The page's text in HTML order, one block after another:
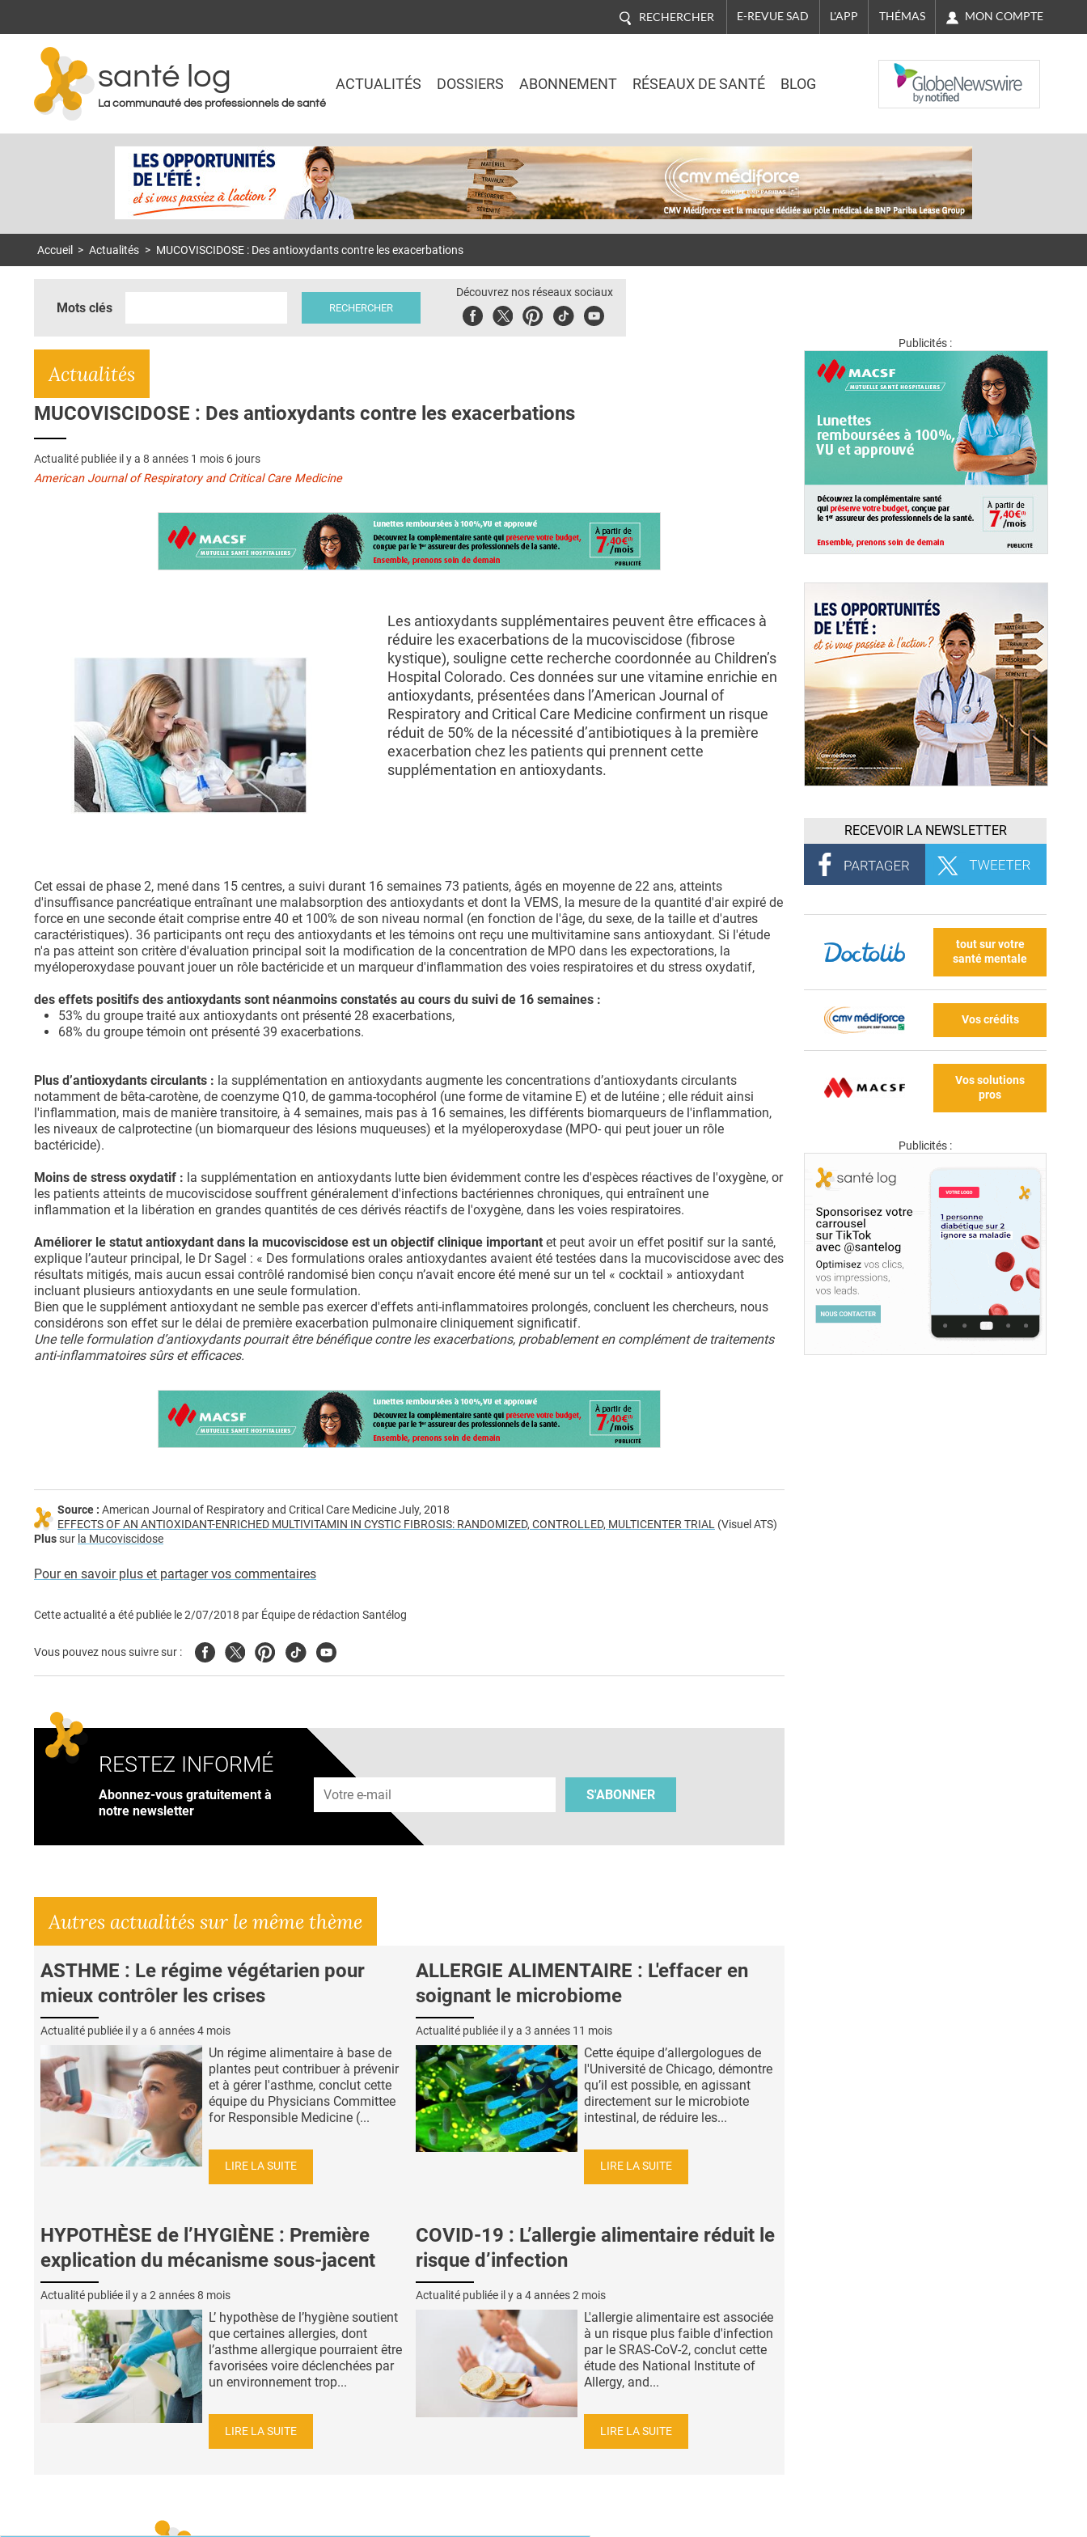
RECHERCHER E-REVUE SAD L'APP THÉMAS MON COMPTE
santé log
La communauté des professionnels de santé
ACTUALITÉS DOSSIERS ABONNEMENT RÉSEAUX DE SANTÉ BLOG
NASDAQ
Accueil > Actualités > MUCOVISCIDOSE : Des antioxydants contre les exacerbations
Mots clés
Découvrez nos réseaux sociaux
FacebookTwitterPinterest
TiktokYoubute
Actualités
MUCOVISCIDOSE : Des antioxydants contre les exacerbations
Actualité publiée il y a 8 années 1 mois 6 jours
American Journal of Respiratory and Critical Care Medicine
Les antioxydants supplémentaires peuvent être efficaces à
réduire les exacerbations de la mucoviscidose (fibrose
kystique), souligne cette recherche coordonnée au Children’s
Hospital Colorado. Ces données sur une vitamine enrichie en
antioxydants, présentées dans l’American Journal of
Respiratory and Critical Care Medicine confirment un risque
réduit de 50% de la nécessité d’antibiotiques à la première
exacerbation chez les patients qui prennent cette
supplémentation en antioxydants.
Cet essai de phase 2, mené dans 15 centres, a suivi durant 16 semaines 73 patients, âgés en moyenne de 22 ans, atteints
d'insuffisance pancréatique entraînant une malabsorption des antioxydants et dont la VEMS, la mesure de la quantité d'air expiré de
force en une seconde était comprise entre 40 et 100% de son niveau normal (en fonction de l'âge, du sexe, de la taille et d'autres
caractéristiques). 36 participants ont reçu des antioxydants et les témoins ont reçu une multivitamine sans antioxydant. Si l'étude
n'a pas atteint son critère d'évaluation principal soit la modification de la concentration de MPO dans les expectorations, la
myéloperoxydase pouvant jouer un rôle bactéricide et un marqueur d'inflammation des voies respiratoires et du stress oxydatif,
des effets positifs des antioxydants sont néanmoins constatés au cours du suivi de 16 semaines :
53% du groupe traité aux antioxydants ont présenté 28 exacerbations,
68% du groupe témoin ont présenté 39 exacerbations.
Plus d’antioxydants circulants : la supplémentation en antioxydants augmente les concentrations d’antioxydants circulants
notamment de bêta-carotène, de coenzyme Q10, de gamma-tocophérol (une forme de vitamine E) et de lutéine ; elle réduit ainsi
l'inflammation, mais de manière transitoire, à 4 semaines, mais pas à 16 semaines, les différents biomarqueurs de l'inflammation,
les niveaux de calprotectine (un biomarqueur des lésions muqueuses) et la myéloperoxydase (MPO- qui peut jouer un rôle
bactéricide).
Moins de stress oxydatif : la supplémentation en antioxydants lutte bien évidemment contre les d'espèces réactives de l'oxygène, or
les patients atteints de mucoviscidose souffrent généralement d'infections bactériennes chroniques, qui entraînent une
inflammation et la libération en grandes quantités de ces dérivés réactifs de l'oxygène, dans les voies respiratoires.
Améliorer le statut antioxydant dans la mucoviscidose est un objectif clinique important et peut avoir un effet positif sur la santé,
explique l’auteur principal, le Dr Sagel : « Des formulations orales antioxydantes avaient été testées dans la mucoviscidose avec des
résultats mitigés, mais aucun essai contrôlé randomisé bien conçu n’avait encore été mené sur un tel « cocktail » antioxydant
incluant plusieurs antioxydants en une seule formulation.
Bien que le supplément antioxydant ne semble pas exercer d'effets anti-inflammatoires prolongés, concluent les chercheurs, nous
considérons son effet sur le délai de première exacerbation pulmonaire cliniquement significatif.
Une telle formulation d’antioxydants pourrait être bénéfique contre les exacerbations, probablement en complément de traitements
anti-inflammatoires sûrs et efficaces.
Source : American Journal of Respiratory and Critical Care Medicine July, 2018
EFFECTS OF AN ANTIOXIDANT-ENRICHED MULTIVITAMIN IN CYSTIC FIBROSIS: RANDOMIZED, CONTROLLED, MULTICENTER TRIAL (Visuel ATS)
Plussur la Mucoviscidose
Pour en savoir plus et partager vos commentaires
Cette actualité a été publiée le2/07/2018 par Équipe de rédaction Santélog
Vous pouvez nous suivre sur : FacebookTwitterPinterest
TiktokYoutube
RESTEZ INFORMÉ
Abonnez-vous gratuitement à
notre newsletter
Adresse e-mail
S'ABONNER
Autres actualités sur le même thème
ASTHME : Le régime végétarien pour
mieux contrôler les crises
Actualité publiée il y a 6 années 4 mois
Un régime alimentaire à base de
plantes peut contribuer à prévenir
et à gérer l'asthme, conclut cette
équipe du Physicians Committee
for Responsible Medicine (...
LIRE LA SUITE
ALLERGIE ALIMENTAIRE : L'effacer en
soignant le microbiome
Actualité publiée il y a 3 années 11 mois
Cette équipe d’allergologues de
l'Université de Chicago, démontre
qu’il est possible, en agissant
directement sur le microbiote
intestinal, de réduire les...
LIRE LA SUITE
HYPOTHÈSE de l’HYGIÈNE : Première
explication du mécanisme sous-jacent
Actualité publiée il y a 2 années 8 mois
L’ hypothèse de l’hygiène soutient
que certaines allergies, dont
l’asthme allergique pourraient être
favorisées voire déclenchées par
un environnement trop...
LIRE LA SUITE
COVID-19 : L’allergie alimentaire réduit le
risque d’infection
Actualité publiée il y a 4 années 2 mois
L'allergie alimentaire est associée
à un risque plus faible d'infection
par le SRAS-CoV-2, conclut cette
étude des National Institute of
Allergy, and...
LIRE LA SUITE
Publicités :
RECEVOIR LA NEWSLETTER
tout sur votre
santé mentale
Vos crédits
Vos solutions
pros
Publicités :